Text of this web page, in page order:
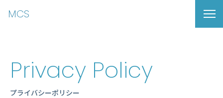
MCS
Privacy Policy
プライバシーポリシー